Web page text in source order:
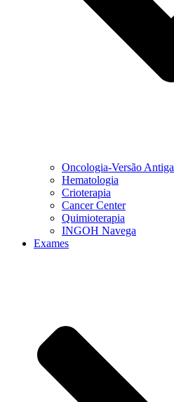
Oncologia-Versão Antiga
Hematologia
Crioterapia
Cancer Center
Quimioterapia
INGOH Navega
Exames